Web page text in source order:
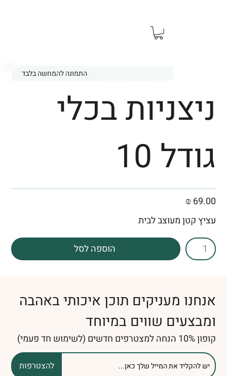
התמונה להמחשה בלבד
ניצניות בכלי
גודל 10
עציץ קטן מעוצב לבית
69.00 ₪
הוספה לסל
להצטרפות
אנחנו מעניקים תוכן איכותי באהבה
ומבצעים שווים במיוחד
קופון 10% הנחה למצטרפים חדשים (לשימוש חד פעמי)